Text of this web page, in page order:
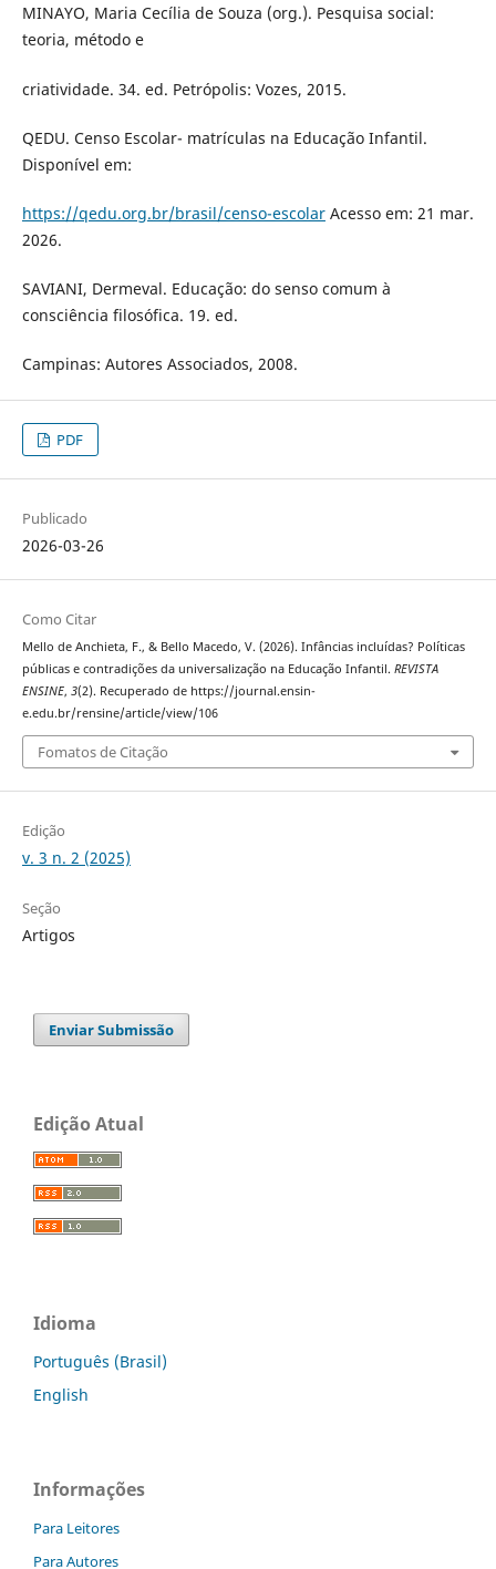
MINAYO, Maria Cecília de Souza (org.). Pesquisa social:
teoria, método e
criatividade. 34. ed. Petrópolis: Vozes, 2015.
QEDU. Censo Escolar- matrículas na Educação Infantil.
Disponível em:
https://qedu.org.br/brasil/censo-escolarAcesso em: 21 mar.
2026.
SAVIANI, Dermeval. Educação: do senso comum à
consciência filosófica. 19. ed.
Campinas: Autores Associados, 2008.
PDF
Publicado
2026-03-26
Como Citar
Mello de Anchieta, F., & Bello Macedo, V. (2026). Infâncias incluídas? Políticas
públicas e contradições da universalização na Educação Infantil. REVISTA
ENSINE, 3(2). Recuperado de https://journal.ensin-
e.edu.br/rensine/article/view/106
Fomatos de Citação
Edição
v. 3 n. 2 (2025)
Seção
Artigos
Enviar Submissão
Edição Atual
Idioma
Português (Brasil)
English
Informações
Para Leitores
Para Autores